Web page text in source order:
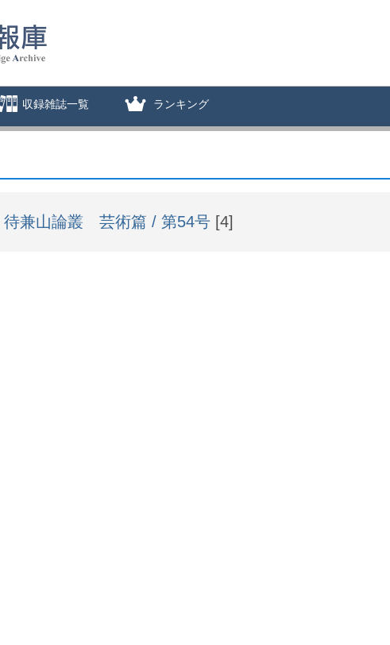
収録雑誌一覧 ランキング
待兼山論叢 芸術篇 / 第54号 [4]